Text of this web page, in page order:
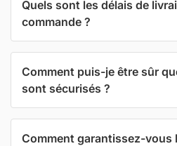
Quels sont les délais de
commande ?
Comment puis-je être sûr
sont sécurisés ?
Comment garantissez-vous